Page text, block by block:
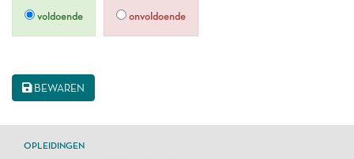
voldoende onvoldoende
BEWAREN
OPLEIDINGEN